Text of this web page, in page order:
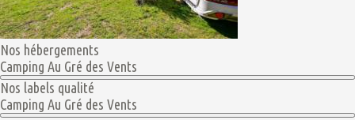
Nos hébergements
Camping Au Gré des Vents
Nos labels qualité
Camping Au Gré des Vents